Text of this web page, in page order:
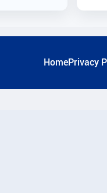
HomePrivacy